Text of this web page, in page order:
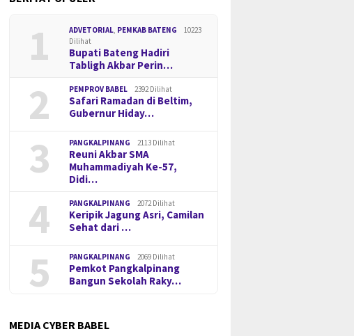
1 ADVETORIAL, PEMKAB BATENG
10223
Dilihat
Bupati Bateng Hadiri
Tabligh Akbar Perin…
2 PEMPROV BABEL 2392 Dilihat
Safari Ramadan di Beltim,
Gubernur Hiday…
3 PANGKALPINANG 2113 Dilihat
Reuni Akbar SMA
Muhammadiyah Ke-57,
Didi…
4 PANGKALPINANG 2072 Dilihat
Keripik Jagung Asri, Camilan
Sehat dari …
5 PANGKALPINANG 2069 Dilihat
Pemkot Pangkalpinang
Bangun Sekolah Raky…
MEDIA CYBER BABEL